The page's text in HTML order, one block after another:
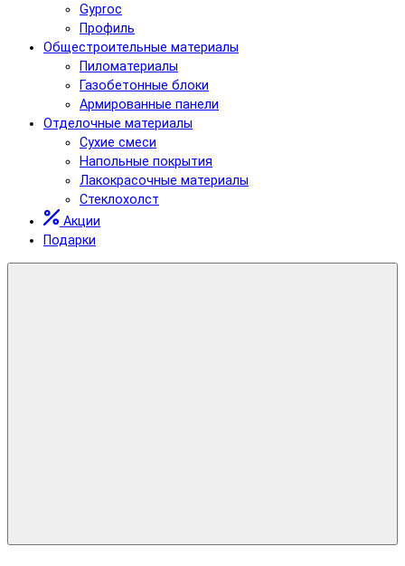
Gyproc
Профиль
Общестроительные материалы
Пиломатериалы
Газобетонные блоки
Армированные панели
Отделочные материалы
Сухие смеси
Напольные покрытия
Лакокрасочные материалы
Стеклохолст
Акции
Подарки